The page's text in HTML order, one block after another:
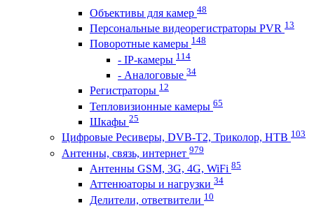
Объективы для камер 48
Персональные видеорегистраторы PVR 13
Поворотные камеры 148
- IP-камеры 114
- Аналоговые 34
Регистраторы 12
Тепловизионные камеры 65
Шкафы 25
Цифровые Ресиверы, DVB-T2, Триколор, НТВ 103
Антенны, связь, интернет 979
Антенны GSM, 3G, 4G, WiFi 85
Аттенюаторы и нагрузки 34
Делители, ответвители 10